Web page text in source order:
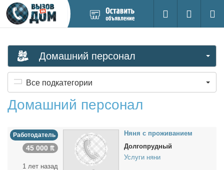
новое
Поиск
Вход на
Домашний персонал
Все подкатегории
Домашний персонал
Работодатель
45 000 ₶
1 лет назад
Ня­ня с про­жи­ва­ни­ем
Долгопрудный
Услуги няни